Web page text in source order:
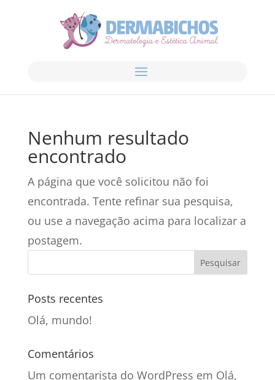
Nenhum resultado
encontrado
A página que você solicitou não foi
encontrada. Tente refinar sua pesquisa,
ou use a navegação acima para localizar a
postagem.
Posts recentes
Olá, mundo!
Comentários
Um comentarista do WordPress em Olá,